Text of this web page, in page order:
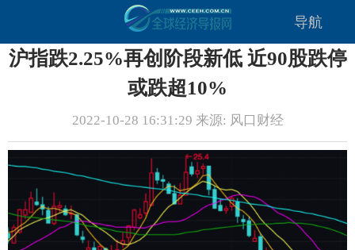
导航
沪指跌2.25%再创阶段新低 近90股跌停
或跌超10%
2022-10-28 16:31:29 来源: 风口财经